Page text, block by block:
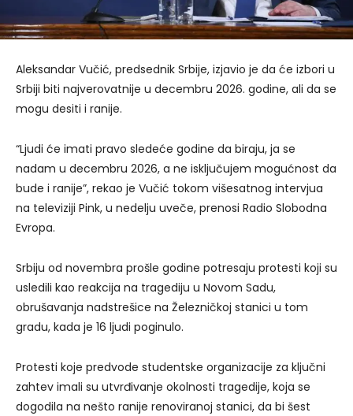
Aleksandar Vučić, predsednik Srbije, izjavio je da će izbori u
Srbiji biti najverovatnije u decembru 2026. godine, ali da se
mogu desiti i ranije.
“Ljudi će imati pravo sledeće godine da biraju, ja se
nadam u decembru 2026, a ne isključujem mogućnost da
bude i ranije”, rekao je Vučić tokom višesatnog intervjua
na televiziji Pink, u nedelju uveče, prenosi Radio Slobodna
Evropa.
Srbiju od novembra prošle godine potresaju protesti koji su
usledili kao reakcija na tragediju u Novom Sadu,
obrušavanja nadstrešice na Železničkoj stanici u tom
gradu, kada je 16 ljudi poginulo.
Protesti koje predvode studentske organizacije za ključni
zahtev imali su utvrđivanje okolnosti tragedije, koja se
dogodila na nešto ranije renoviranoj stanici, da bi šest